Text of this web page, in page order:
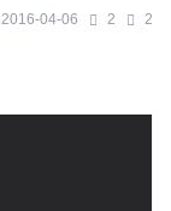
2016-04-06 2 2